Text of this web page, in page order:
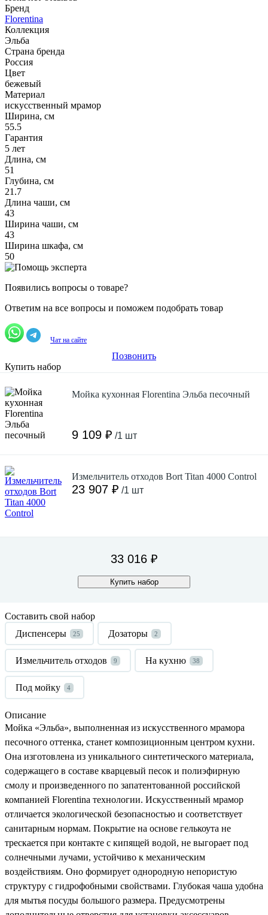
Бренд
Florentina
Коллекция
Эльба
Страна бренда
Россия
Цвет
бежевый
Материал
искусственный мрамор
Ширина, см
55.5
Гарантия
5 лет
Длина, см
51
Глубина, см
21.7
Длина чаши, см
43
Ширина чаши, см
43
Ширина шкафа, см
50
Появились вопросы о товаре?
Ответим на все вопросы и поможем подобрать товар
Чат на сайте
Позвонить
Купить набор
Мойка кухонная Florentina Эльба песочный
9 109 ₽ /1 шт
Измельчитель отходов Bort Titan 4000 Control
23 907 ₽ /1 шт
33 016 ₽
Купить набор
Составить свой набор
Диспенсеры
25 Дозаторы 2
Измельчитель отходов 9 На кухню 38
Под мойку 4
Описание
Мойка «Эльба», выполненная из искусственного мрамора
песочного оттенка, станет композиционным центром кухни.
Она изготовлена из уникального синтетического материала,
содержащего в составе кварцевый песок и полиэфирную
смолу и произведенного по запатентованной российской
компанией Florentina технологии. Искусственный мрамор
отличается экологической безопасностью и соответствует
санитарным нормам. Покрытие на основе гелькоута не
трескается при контакте с кипящей водой, не выгорает под
солнечными лучами, устойчиво к механическим
воздействиям. Оно формирует однородную непористую
структуру с гидрофобными свойствами. Глубокая чаша удобна
для мытья посуды большого размера. Предусмотрены